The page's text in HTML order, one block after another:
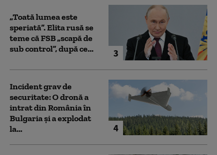
3
„Toată lumea este
speriată”. Elita rusă se
teme că FSB „scapă de
sub control”, după ce...
4
Incident grav de
securitate: O dronă a
intrat din România în
Bulgaria şi a explodat
la...